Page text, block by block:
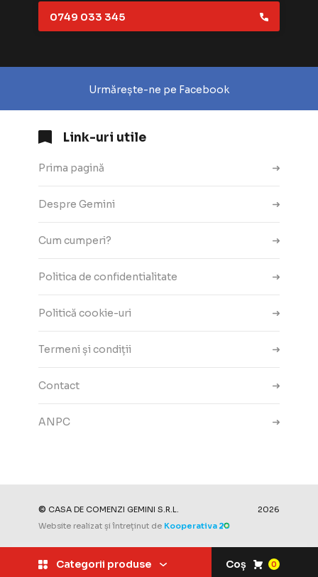
Categorii produse Coș 0
0749 033 345
Urmărește-ne pe Facebook
Link-uri utile
Prima pagină
Despre Gemini
Cum cumperi?
Politica de confidentialitate
Politică cookie-uri
Termeni și condiții
Contact
ANPC
© CASA DE COMENZI GEMINI S.R.L.
2026
Website realizat și întreținut de Kooperativa